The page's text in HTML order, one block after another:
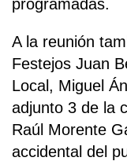
programadas.
A la reunión
Festejos Juan
Local, Miguel
adjunto 3 de la
Raúl Morente
accidental del